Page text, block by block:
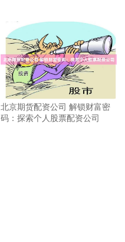
北京期货配资公司 解锁财富密
码：探索个人股票配资公司